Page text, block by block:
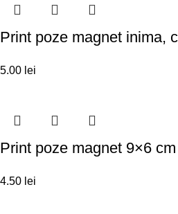
Print poze magnet inima,
5.00 lei
Print poze magnet 9×6 cm
4.50 lei